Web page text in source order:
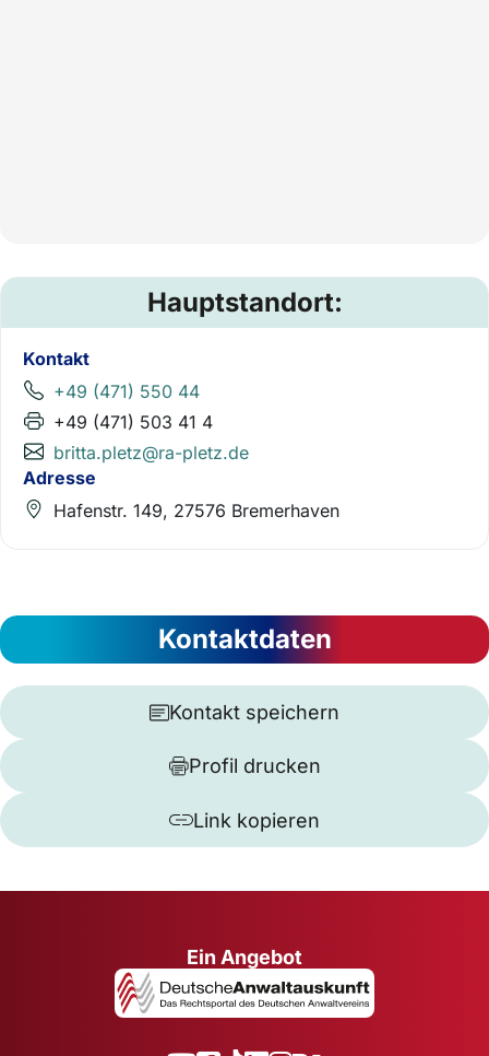
Hauptstandort:
Kontakt
+49 (471) 550 44
+49 (471) 503 41 4
britta.pletz@ra-pletz.de
Adresse
Hafenstr. 149, 27576 Bremerhaven
Kontaktdaten
Kontakt speichern
Profil drucken
Link kopieren
Ein Angebot